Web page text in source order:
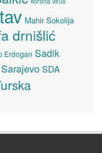
Mahir Sokolija
drnišlić
Erdogan Sadik
SarajevoSDA